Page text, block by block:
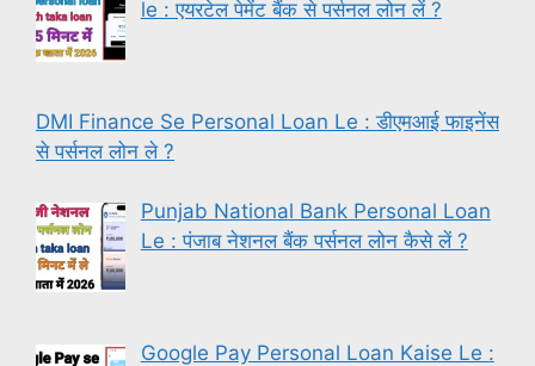
le : एयरटेल पेमेंट बैंक से पर्सनल लोन लें ?
DMI Finance Se Personal Loan Le : डीएमआई फाइनेंस
से पर्सनल लोन ले ?
Punjab National Bank Personal Loan
Le : पंजाब नेशनल बैंक पर्सनल लोन कैसे लें ?
Google Pay Personal Loan Kaise Le :